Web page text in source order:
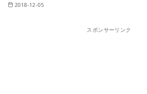
2018-12-05
スポンサーリンク